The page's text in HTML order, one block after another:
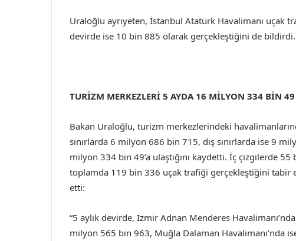
Uraloğlu ayrıyeten, İstanbul Atatürk Havalimanı uçak
devirde ise 10 bin 885 olarak gerçekleştiğini de bildirdi.
TURİZM MERKEZLERİ 5 AYDA 16 MİLYON 334 BİN
Bakan Uraloğlu, turizm merkezlerindeki
sınırlarda 6 milyon 686 bin 715, dış sınırlarda ise 9
milyon 334 bin 49’a ulaştığını kaydetti. İç çizgilerde
toplamda 119 bin 336 uçak trafiği gerçekleştiğini tabir
etti:
“5 aylık devirde, İzmir Adnan Menderes
milyon 565 bin 963, Muğla Dalaman Havalimanı’nda